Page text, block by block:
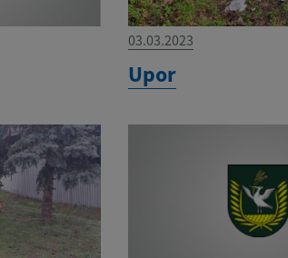
03.03.2023
Upor